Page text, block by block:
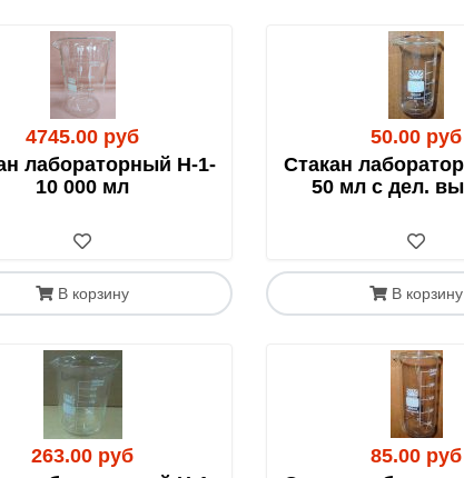
в четверг.
50-150% от цены товара (зависит от габаритов и
на info@rushim.ru — мы добавим его в
«Пятерочка»/«Перекресток». Имеет те же
4745.00 руб
лабораторный Н-1-
10 000 мл
В корзину
50.00 руб
Стакан
50 мл с дел.
В корзину
263.00 руб
85.00 руб